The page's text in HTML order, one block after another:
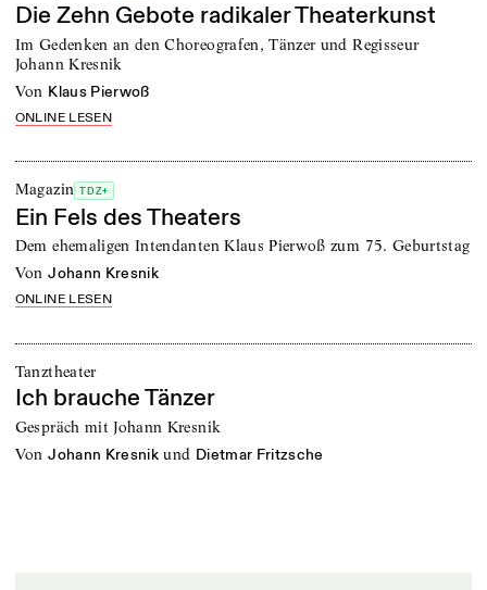
Die Zehn Gebote radikaler Theaterkunst
Im Gedenken an den Choreografen, Tänzer und Regisseur
Johann Kresnik
von Klaus Pierwoß
ONLINE LESEN
Magazin TDZ+
Ein Fels des Theaters
Dem ehemaligen Intendanten Klaus Pierwoß zum 75. Geburtstag
von Johann Kresnik
ONLINE LESEN
Tanztheater
Ich brauche Tänzer
Gespräch mit Johann Kresnik
von Johann Kresnik und Dietmar Fritzsche